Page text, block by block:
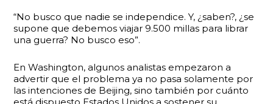
“No busco que nadie se independice. Y, ¿saben?, ¿se
supone que debemos viajar 9.500 millas para librar
una guerra? No busco eso”.
En Washington, algunos analistas empezaron a
advertir que el problema ya no pasa solamente por
las intenciones de Beijing, sino también por cuánto